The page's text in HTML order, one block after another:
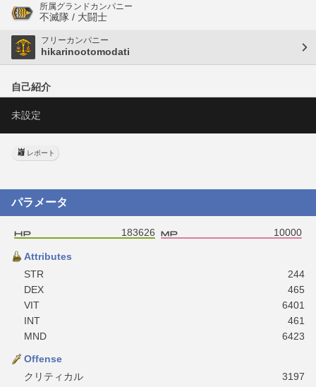
所属グランドカンパニー
不滅隊 / 大闘士
フリーカンパニー
hikarinootomodati
自己紹介
未設定
レポート
パラメータ
183626 10000
Attributes
STR
244
DEX
465
VIT
6401
INT
461
MND
6423
Offense
クリティカル
3197